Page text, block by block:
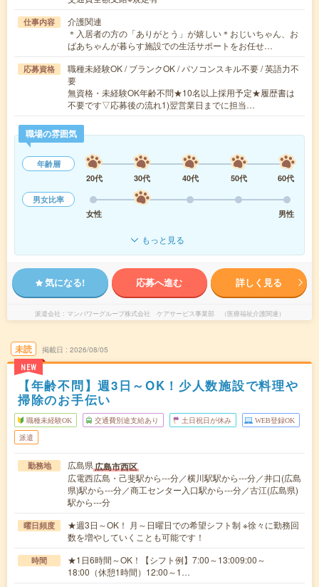
仕事内容
介護関連
＊入居者の方の「ありがとう」が嬉しい＊おじいちゃん、お
ばあちゃんが暮らす施設での生活サポートをお任せ…
応募資格
職種未経験OK / ブランクOK / パソコンスキル不要 / 英語力不
要
無資格・未経験OK年齢不問★10名以上採用予定★履歴書は
不要です▽応募後の流れ1)翌営業日までに担当…
職場の雰囲気
年齢層
20代
30代 40代 50代
60代
男女比率
女性
男性
もっと見る
気になる! 応募へ進む 詳しく見る
派遣会社 マンパワーグループ株式会社 ケアサービス事業部 （医療福祉介護関連）
未読
NEW
掲載日 2026/08/05
【年齢不問】週3日～OK！少人数施設で料理や
掃除のお手伝い
職種未経験OK 交通費別途支給あり 土日祝日が休み WEB登録OK
派遣
勤務地 広島県広島市西区
広電西広島・己斐駅から---分／横川駅駅から---分／井口(広島
県)駅から---分／商工センター入口駅から---分／古江(広島県)
駅から---分
曜日頻度
★週3日～OK！ 月～日曜日での希望シフト制 ※徐々に勤務回
数を増やしていくことも可能です！
時間
★1日6時間～OK！【シフト例】7:00～13:009:00～
18:00（休憩1時間）12:00～1…